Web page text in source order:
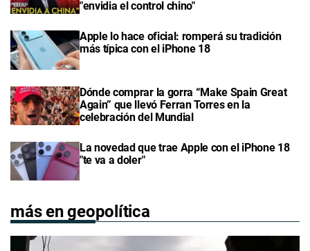
"envidia el control chino"
Apple lo hace oficial: romperá su tradición
más típica con el iPhone 18
Dónde comprar la gorra “Make Spain Great
Again” que llevó Ferran Torres en la
celebración del Mundial
La novedad que trae Apple con el iPhone 18
"te va a doler"
más en geopolítica